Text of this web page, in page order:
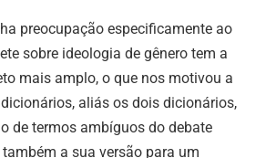
preocupação especificamente ao
sobre ideologia de gênero tem a
mais amplo, o que nos motivou a
aliás os dois dicionários,
de termos ambíguos do debate
a sua versão para um